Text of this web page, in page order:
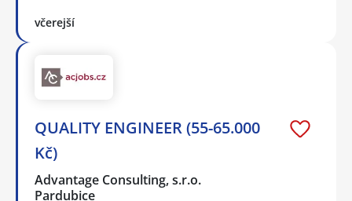
včerejší
QUALITY ENGINEER (55-65.000
Kč)
Advantage Consulting, s.r.o.
Pardubice